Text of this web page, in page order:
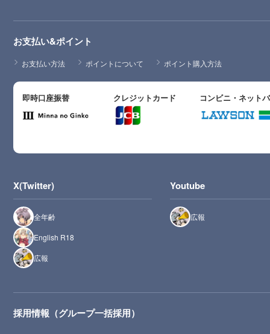
お支払い&ポイント
お支払い方法 ポイントについて ポイント購入方法
即時口座振替 クレジットカード コンビニ・ネット
X(Twitter)
全年齢
English R18
広報
Youtube
広報
採用情報（グループ一括採用）